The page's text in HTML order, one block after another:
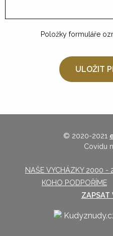
Položky formuláře
© 2020-2021
Covidu
NAŠE VYCHÁZKY 2000 -
KOHO PODPOŘÍME
ZAPSAT